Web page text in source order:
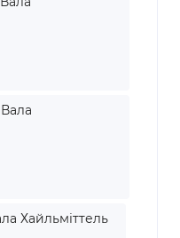
Хайльміттель